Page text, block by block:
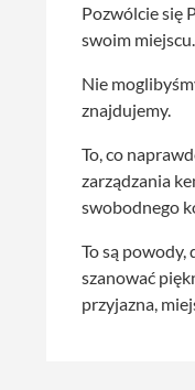
Pozwólcie się
swoim
Nie
znajdujemy.
To, co
zarządzania
swobodnego
To są powody,
szanować
przyjazna,